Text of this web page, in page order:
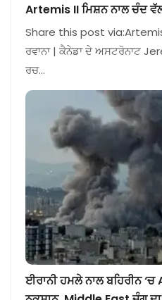
Artemis II ਮਿਸ਼ਨ ਨਾਲ ਚੰਦ
Share this post
ਰਵਾਨਾ | ਕੈਨੇਡਾ ਦੇ ਅਸਟਰੋਨਾਟ
ਰਚ…
ਈਰਾਨੀ ਹਮਲੇ ਨਾਲ ਬਹਿਰੀਨ